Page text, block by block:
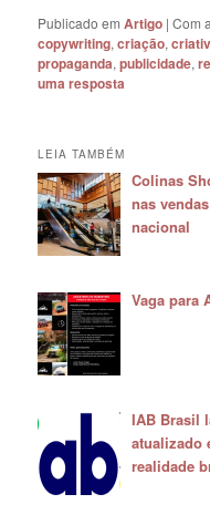
Publicado em Artigo |Com
copywriting,criação,
propaganda,publicidade,
uma resposta
LEIA TAMBÉM
Colinas
nas
nacional
Vaga para
IAB Brasil
atualizado
realidade